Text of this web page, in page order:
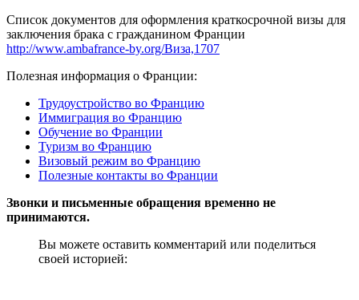
Список документов для оформления краткосрочной визы для
заключения брака с гражданином Франции
http://www.ambafrance-by.org/Виза,1707
Полезная информация о Франции:
Трудоустройство во Францию
Иммиграция во Францию
Обучение во Франции
Туризм во Францию
Визовый режим во Францию
Полезные контакты во Франции
Звонки и письменные обращения временно не
принимаются.
Вы можете оставить комментарий или поделиться
своей историей: